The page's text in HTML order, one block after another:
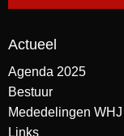
Actueel
Agenda 2025
Bestuur
Mededelingen WHJ
Links